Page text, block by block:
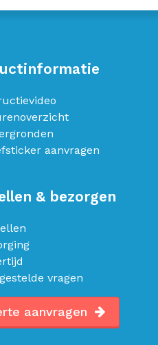
aanvragen
& bezorgen
vragen
aanvragen